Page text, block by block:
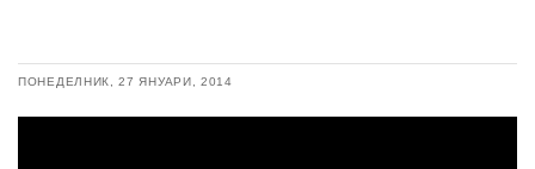
ПОНЕДЕЛНИК, 27 ЯНУАРИ, 2014